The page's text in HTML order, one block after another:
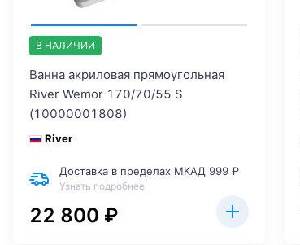
В НАЛИЧИИ
Ванна акриловая прямоугольная
River Wemor 170/70/55 S
(10000001808)
River
Доставка в пределах МКАД 999 ₽
Узнать подробнее
22 800 ₽